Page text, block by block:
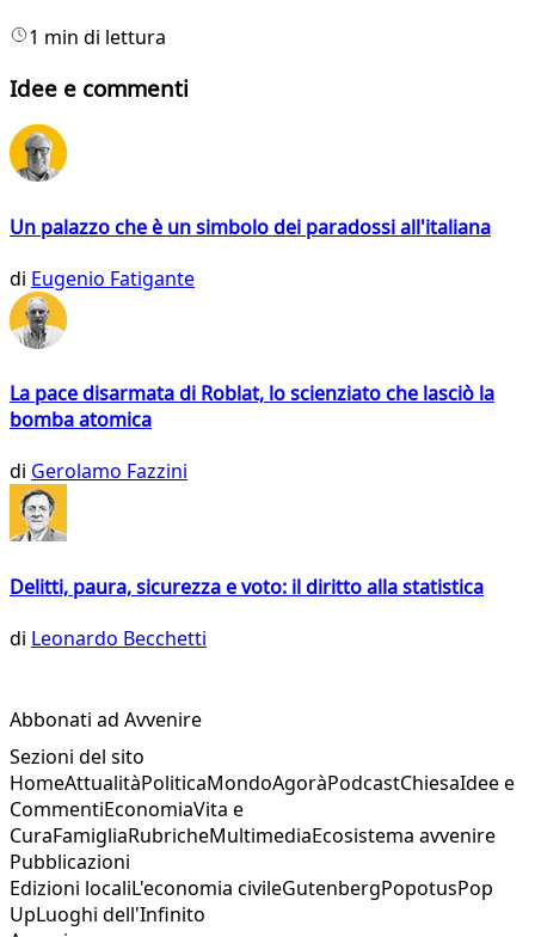
1 min di lettura
Idee e commenti
Un palazzo che è un simbolo dei paradossi all'italiana
di Eugenio Fatigante
La pace disarmata di Roblat, lo scienziato che lasciò la
bomba atomica
di Gerolamo Fazzini
Delitti, paura, sicurezza e voto: il diritto alla statistica
di Leonardo Becchetti
Abbonati ad Avvenire
Sezioni del sito
HomeAttualitàPoliticaMondoAgoràPodcastChiesaIdee e
CommentiEconomiaVita e
CuraFamigliaRubricheMultimediaEcosistema avvenire
Pubblicazioni
Edizioni localiL'economia civileGutenbergPopotusPop
UpLuoghi dell'Infinito